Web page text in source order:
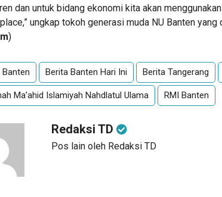
dan untuk bidang ekonomi kita akan
ungkap tokoh generasi muda NU Banten yang
)
Berita Banten Hari Ini Berita Tangerang
Ma’ahid Islamiyah Nahdlatul Ulama RMI Banten
Redaksi TD
Pos lain oleh Redaksi TD